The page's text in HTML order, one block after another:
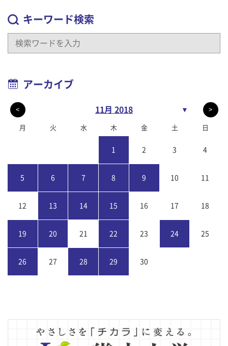
キーワード検索
アーカイブ
< 11月 2018 ▼ >
月 火 水 木 金 土 日
1 2 3 4
5 6 7 8 9 10 11
12 13 14 15 16 17 18
19 20 21 22 23 24 25
26 27 28 29 30